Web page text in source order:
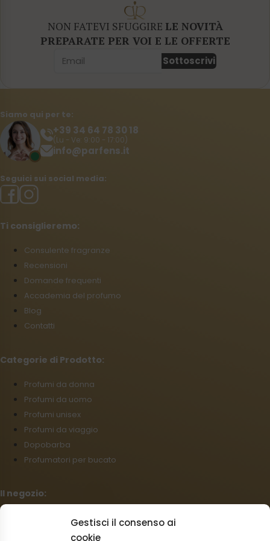
Gestisci il consenso ai
cookie
NON FATEVI SFUGGIRE LE NOVITÀ
PREPARATE PER VOI E LE OFFERTE
Sottoscrivi
Siamo qui per te:
+39 34 64 78 30 18
(Lu - Ve: 9:00 - 17:00)
info@parfens.it
Seguici sui social media:
Ti consiglieremo:
Consulente fragranze
Recensioni
Domande frequenti
Accademia del profumo
Blog
Contatti
Categorie di Prodotto:
Profumi da donna
Profumi da uomo
Profumi unisex
Profumi da viaggio
Dopobarba
Profumatori per bucato
Il negozio:
Condizioni commerciali
Regolamento per I reclami